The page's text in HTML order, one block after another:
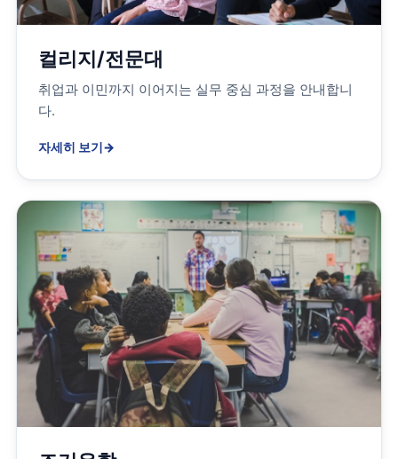
컬리지/전문대
취업과 이민까지 이어지는 실무 중심 과정을 안내합니
다.
자세히 보기→